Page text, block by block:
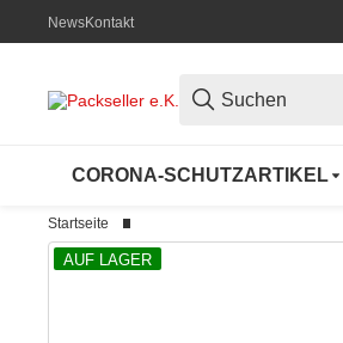
NewsKontakt
CORONA-SCHUTZARTIKEL
Startseite
AUF LAGER